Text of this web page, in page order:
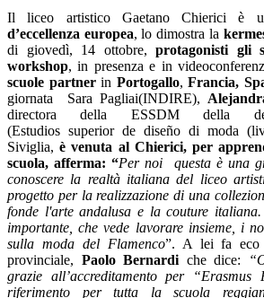
Il liceo artistico Gaetano Chierici è
d’eccellenza europea, lo dimostra la
di giovedì, 14 ottobre, protagonisti gli
workshop, in presenza e in
scuole partnerin Portogallo,Francia,
giornata Sara Pagliai(INDIRE), A
directora della ESSDM della
(Estudios superior de diseño di moda
Siviglia, è venuta al Chierici, per
scuola, afferma: “Per noi questa è una
conoscere la realtà italiana del liceo
progetto per larealizzazione di una
fonde l'arte andalusa e la couture italiana.
importante, che vede lavorare insieme, i
sulla moda del Flamenco”. A lei fa eco
provinciale, Paolo Bernardi che dice:
grazie all’accreditamento per
riferimento per tutta la scuola